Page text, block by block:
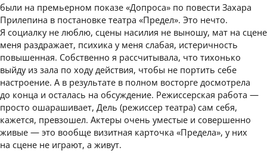
были на премьерном показе «Допроса» по повести Захара
Прилепина в постановке театра «Предел». Это нечто.
Я социалку не люблю, сцены насилия не выношу, мат на сцене
меня раздражает, психика у меня слабая, истеричность
повышенная. Собственно я рассчитывала, что тихонько
выйду из зала по ходу действия, чтобы не портить себе
настроение. А в результате в полном восторге досмотрела
до конца и осталась на обсуждение. Режиссерская работа —
просто ошарашивает, Дель (режиссер театра) сам себя,
кажется, превзошел. Актеры очень уместые и совершенно
живые — это вообще визитная карточка «Предела», у них
на сцене не играют, а живут.